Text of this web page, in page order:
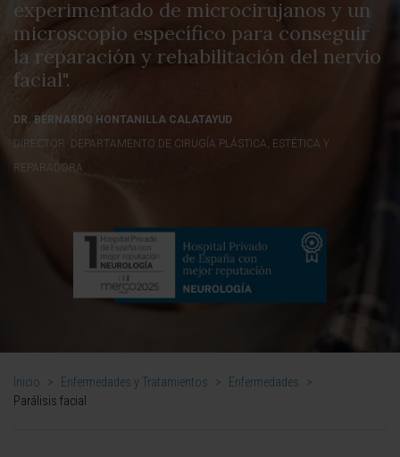
experimentado de microcirujanos y un
microscopio específico para conseguir
la reparación y rehabilitación del nervio
facial".
DR. BERNARDO HONTANILLA CALATAYUD
DIRECTOR. DEPARTAMENTO DE CIRUGÍA PLÁSTICA, ESTÉTICA Y
REPARADORA
Inicio > Enfermedades y Tratamientos > Enfermedades
>
Parálisis facial